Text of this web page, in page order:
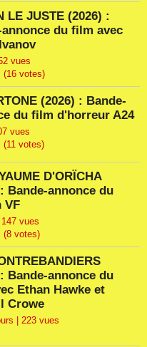
LE JUSTE (2026) :
annonce du film avec
vues
(16 votes)
(2026) : Bande-
du film d'horreur A24
vues
(11 votes)
D'ORÏCHA
Bande-annonce du
VF
vues
(8 votes)
Bande-annonce du
Ethan Hawke et
Crowe
| 223 vues